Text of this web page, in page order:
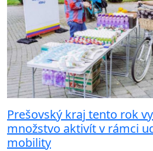
Prešovský kraj tento rok
množstvo aktivít v rámci
mobility